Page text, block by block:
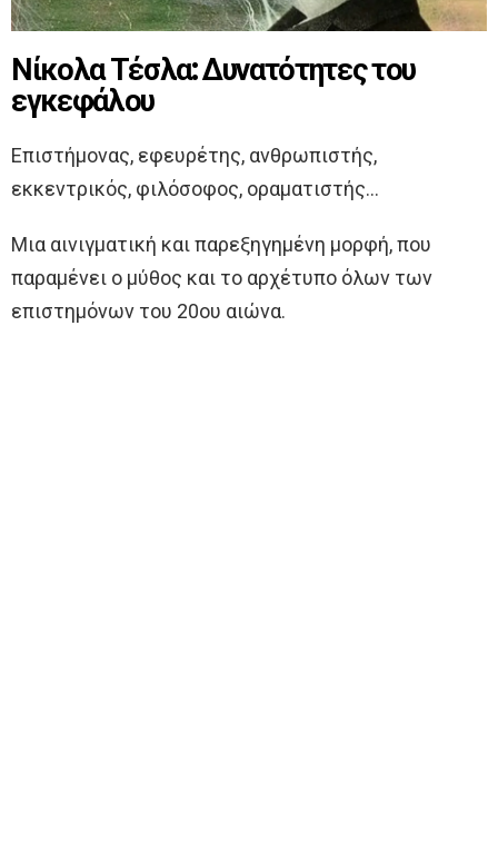
Νίκολα Τέσλα: Δυνατότητες του
εγκεφάλου
Επιστήμονας, εφευρέτης, ανθρωπιστής,
εκκεντρικός, φιλόσοφος, οραματιστής…
Μια αινιγματική και παρεξηγημένη μορφή, που
παραμένει ο μύθος και το αρχέτυπο όλων των
επιστημόνων του 20ου αιώνα.